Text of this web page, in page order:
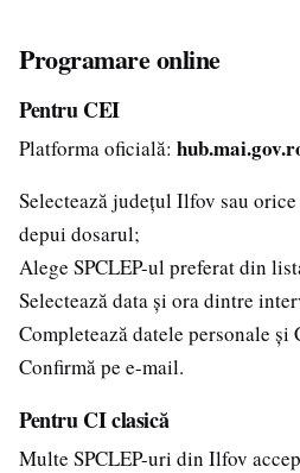
Programare online
Pentru CEI
Platforma oficială:
Selectează județul Ilfov sau
depui dosarul;
Alege SPCLEP-ul preferat din
Selectează data și ora dintre
Completează datele personale
Confirmă pe e-mail.
Pentru CI clasică
Multe SPCLEP-uri din Ilfov